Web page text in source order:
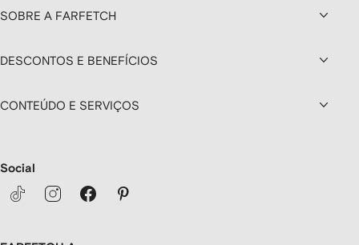
SOBRE A FARFETCH
DESCONTOS E BENEFÍCIOS
CONTEÚDO E SERVIÇOS
Social